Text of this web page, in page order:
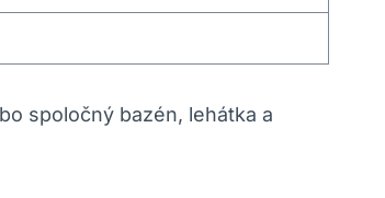
spoločný bazén, lehátka a